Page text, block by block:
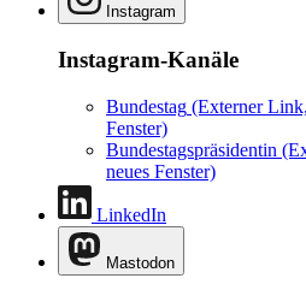
Instagram
Instagram-Kanäle
Bundestag (Externer
Fenster)
Bundestagspräsidentin
neues Fenster)
LinkedIn
Mastodon